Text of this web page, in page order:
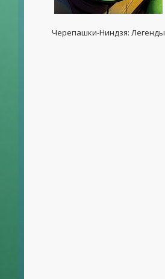
Черепашки-Ниндзя: Легенды